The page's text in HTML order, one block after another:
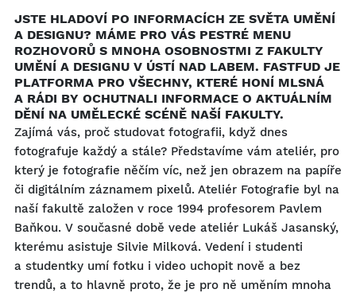
JSTE HLADOVÍ PO INFORMACÍCH ZE SVĚTA UMĚNÍ
A DESIGNU? MÁME PRO VÁS PESTRÉ MENU
ROZHOVORŮ S MNOHA OSOBNOSTMI Z FAKULTY
UMĚNÍ A DESIGNU V ÚSTÍ NAD LABEM. FASTFUD JE
PLATFORMA PRO VŠECHNY, KTERÉ HONÍ MLSNÁ
A RÁDI BY OCHUTNALI INFORMACE O AKTUÁLNÍM
DĚNÍ NA UMĚLECKÉ SCÉNĚ NAŠÍ FAKULTY.
Zajímá vás, proč studovat fotografii, když dnes
fotografuje každý a stále? Představíme vám ateliér, pro
který je fotografie něčím víc, než jen obrazem na papíře
či digitálním záznamem pixelů. Ateliér Fotografie byl na
naší fakultě založen v roce 1994 profesorem Pavlem
Baňkou. V současné době vede ateliér Lukáš Jasanský,
kterému asistuje Silvie Milková. Vedení i studenti
a studentky umí fotku i video uchopit nově a bez
trendů, a to hlavně proto, že je pro ně uměním mnoha